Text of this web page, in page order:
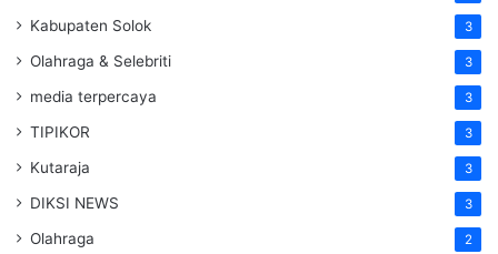
Kabupaten Solok 3
Olahraga & Selebriti 3
media terpercaya 3
TIPIKOR 3
Kutaraja 3
DIKSI NEWS 3
Olahraga 2